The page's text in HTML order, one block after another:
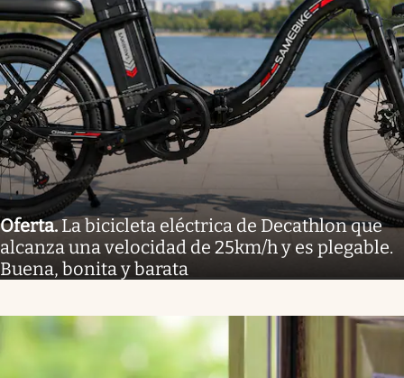
Oferta.La bicicleta eléctrica de Decathlon que
alcanza una velocidad de 25km/h y es plegable.
Buena, bonita y barata